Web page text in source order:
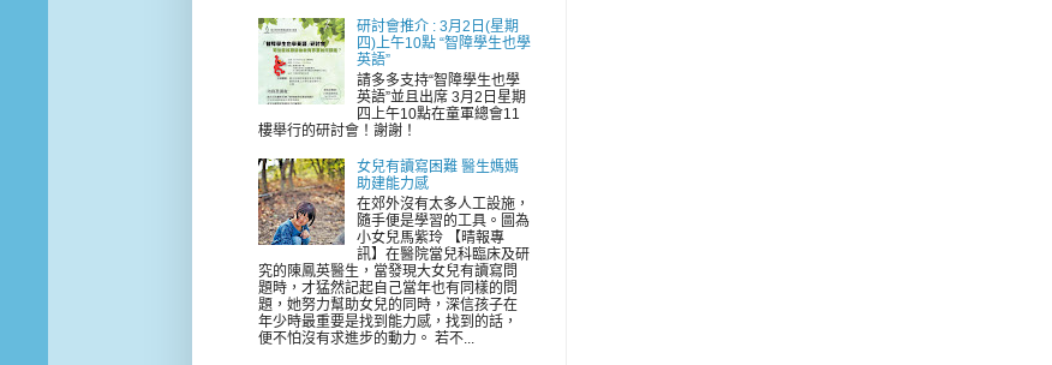
研討會推介 : 3月2日(星期
四)上午10點 “智障學生也學
英語”
請多多支持“智障學生也學
英語”並且出席 3月2日星期
四上午10點在童軍總會11
樓舉行的研討會！謝謝！
女兒有讀寫困難 醫生媽媽
助建能力感
在郊外沒有太多人工設施，
隨手便是學習的工具。圖為
小女兒馬紫玲 【晴報專
訊】在醫院當兒科臨床及研
究的陳鳳英醫生，當發現大女兒有讀寫問
題時，才猛然記起自己當年也有同樣的問
題，她努力幫助女兒的同時，深信孩子在
年少時最重要是找到能力感，找到的話，
便不怕沒有求進步的動力。 若不...